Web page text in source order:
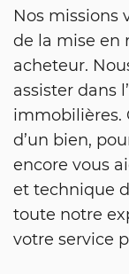
Nos missions
de la mise en
acheteur.
assister dans
immobilières.
d’un bien,
encore vous
et technique
toute notre
votre service